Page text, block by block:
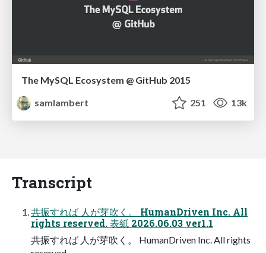
The MySQL Ecosystem @ GitHub 2015
samlambert
251 13k
Transcript
共振すれば ⼈が芽吹く。 HumanDriven Inc. All
rights reserved. 表紙 2026.06.03 ver1.1
共振すれば ⼈が芽吹く。 HumanDriven Inc. All rights